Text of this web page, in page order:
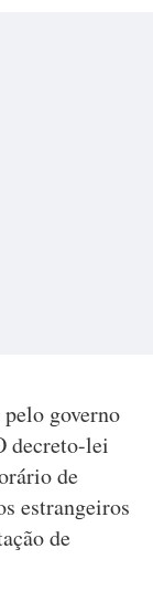
governo
decreto-lei
de
estrangeiros
de